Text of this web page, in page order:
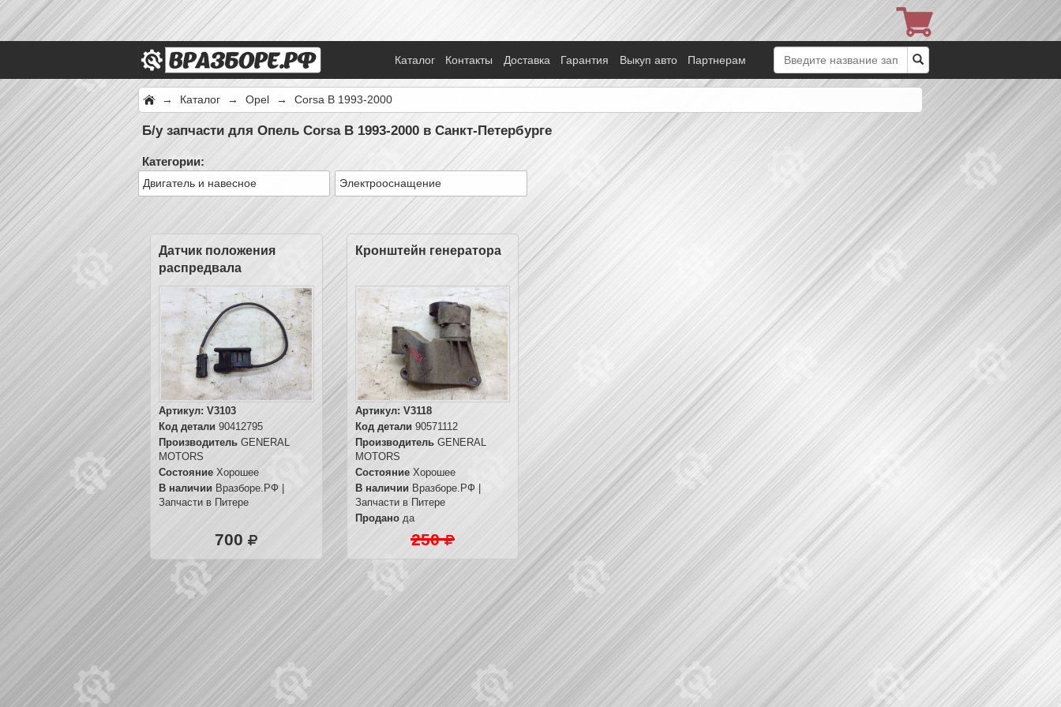
Каталог Контакты Доставка Гарантия Выкуп авто Партнерам
→ Каталог → Opel → Corsa B 1993-2000
Б/у запчасти для Опель Corsa B 1993-2000 в Санкт-Петербурге
Категории:
Двигатель и навесное Электрооснащение
Датчик положения
распредвала
Артикул: V3103
Код детали 90412795
Производитель GENERAL
MOTORS
Состояние Хорошее
В наличии Вразборе.РФ |
Запчасти в Питере
700
Кронштейн генератора
Артикул: V3118
Код детали 90571112
ПроизводительGENERAL
MOTORS
СостояниеХорошее
В наличии Вразборе.РФ |
Запчасти в Питере
Проданода
250